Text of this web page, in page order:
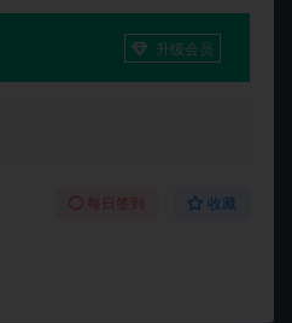
升级会员
每日签到 收藏